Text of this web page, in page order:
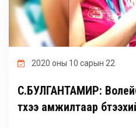
ЭРДЭМ ШИНЖИЛГЭЭ
МАГАДЛАН ИТГЭМЖЛЭЛ
2020 оны 10 сарын 22
С.БУЛГАНТАМИР:
түүхээ амжилтаар